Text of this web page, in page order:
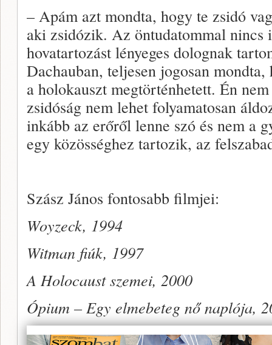
– Apám azt mondta, hogy te zsidó
aki zsidózik. Az öntudatommal nincs
hovatartozást lényeges dolognak
Dachauban, teljesen jogosan
a holokauszt megtörténhetett. Én
zsidóság nem lehet folyamatosan
inkább az erőről lenne szó és nem a
egy közösséghez tartozik, az
Szász János fontosabb filmjei:
Woyzeck, 1994
Witman fiúk, 1997
A Holocaust szemei, 2000
Ópium – Egy elmebeteg nő naplója,